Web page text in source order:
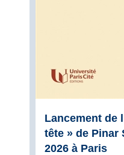
Lancement de
tête » de Pinar
2026 à Paris